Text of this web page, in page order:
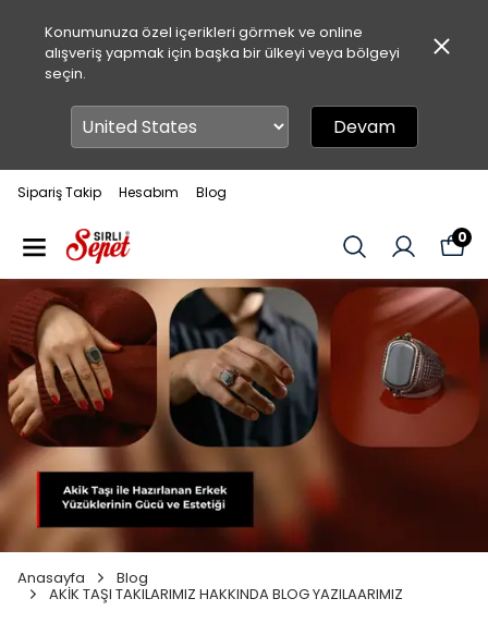
Konumunuza özel içerikleri görmek ve online
alışveriş yapmak için başka bir ülkeyi veya bölgeyi
seçin.
Devam
Sipariş Takip Hesabım Blog
0
Anasayfa Blog
AKİK TAŞI TAKILARIMIZ HAKKINDA BLOG YAZILAARIMIZ